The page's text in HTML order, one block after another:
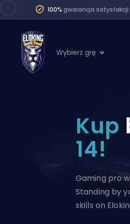
100% gwarancja satysfakcji
Wybierz grę
Dota 2
Counter-Strike
Rocket League
Path of Exile 2
Kup
14!
Gaming pro
Standing by
skills on